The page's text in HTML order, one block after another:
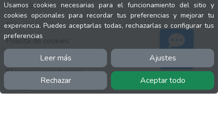
Usamos cookies necesarias para el funcionamiento del sitio y
cookies opcionales para recordar tus preferencias y mejorar tu
experiencia. Puedes aceptarlas todas, rechazarlas o configurar tus
preferencias
Leer más Ajustes
Rechazar Aceptar todo
INFORMACIÓN
Facebook
Polícita de cookies
Política de privacidad
Términos y condiciones
Twitter
Soporte